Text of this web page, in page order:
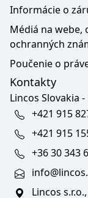
Informácie o
Médiá na webe,
ochranných
Poučenie o
Kontakty
Lincos Slovakia -
+421 915
+421 915
+36 30 343
Lincos